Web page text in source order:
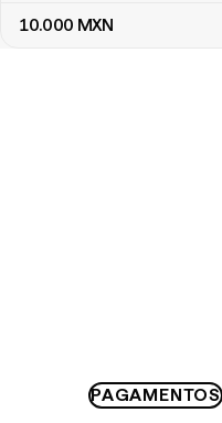
10.000 MXN
PAGAMENTOS